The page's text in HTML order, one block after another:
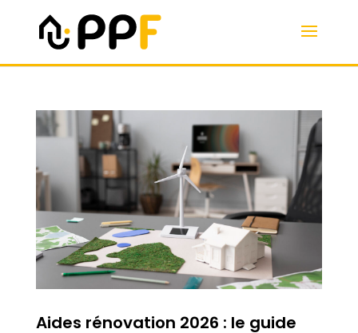
Aides rénovation 2026 : le guide